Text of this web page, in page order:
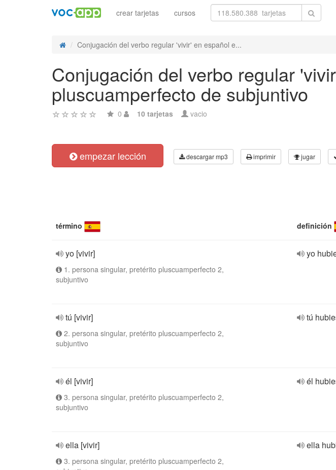
crear tarjetas cursos
Conjugación del verbo regular 'vivir' en español e...
Conjugación del verbo regular
pluscuamperfecto de subjuntivo
0 10 tarjetas vacio
empezar lección descargar mp3 imprimir jugar
término definición
yo [vivir]
1. persona singular, pretérito pluscuamperfecto 2,
subjuntivo
yo
tú [vivir]
2. persona singular, pretérito pluscuamperfecto 2,
subjuntivo
tú
él [vivir]
3. persona singular, pretérito pluscuamperfecto 2,
subjuntivo
él
ella [vivir]
3. persona singular, pretérito pluscuamperfecto 2,
ella